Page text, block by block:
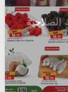
الصلاحية